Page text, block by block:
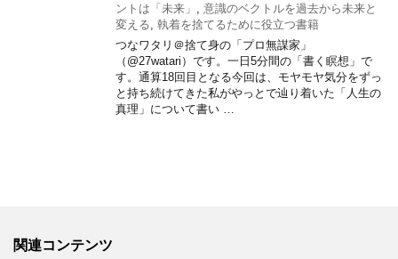
ントは「未来」
意識のベクトルを過去から未来と
変える 執着を捨てるために役立つ書籍
つなワタリ＠捨て身の「プロ無謀家」
（@27watari）です。一日5分間の「書く瞑想」で
す。通算18回目となる今回は、モヤモヤ気分をずっ
と持ち続けてきた私がやっとで辿り着いた「人生の
真理」について書い …
関連コンテンツ